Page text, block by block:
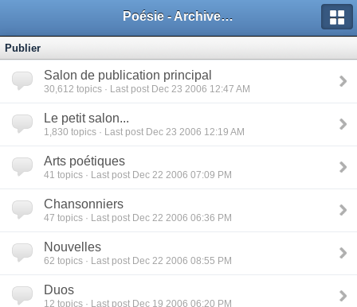
Poésie - Archives de Toute La Poésie - 2005 - 2006
Publier
Salon de publication principal
30,612 topics · Last post Dec 23 2006 12:47 AM
Le petit salon...
1,830 topics · Last post Dec 23 2006 12:19 AM
Arts poétiques
41 topics · Last post Dec 22 2006 07:09 PM
Chansonniers
47 topics · Last post Dec 22 2006 06:36 PM
Nouvelles
62 topics · Last post Dec 22 2006 08:55 PM
Duos
12 topics · Last post Dec 19 2006 06:20 PM